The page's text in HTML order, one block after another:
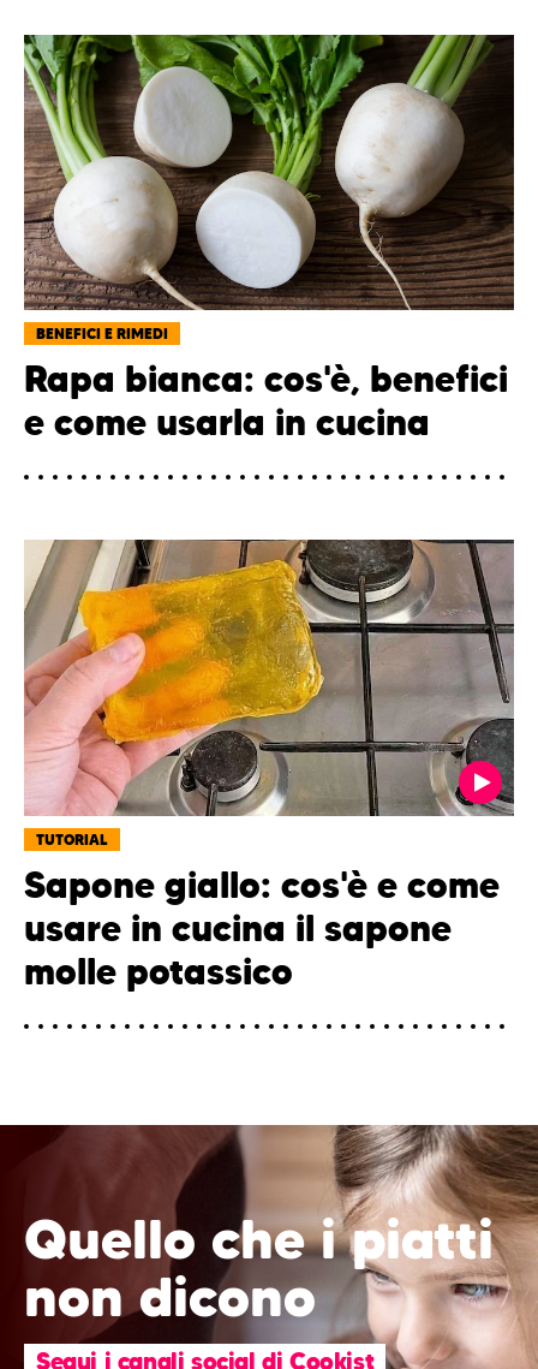
BENEFICI E RIMEDI
Rapa bianca: cos'è, benefici
e come usarla in cucina
TUTORIAL
Sapone giallo: cos'è e come
usare in cucina il sapone
molle potassico
Quello che i piatti
non dicono
Segui i canali social di Cookist